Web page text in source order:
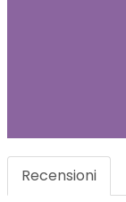
Recensioni